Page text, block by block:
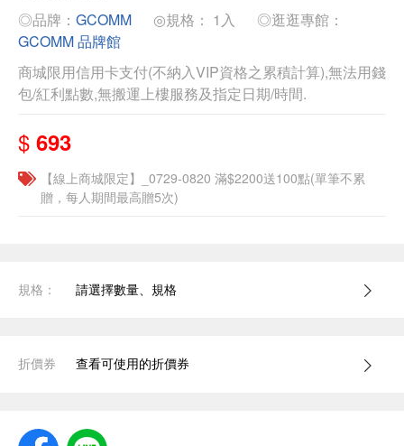
◎品牌： GCOMM ◎規格： 1入
◎逛逛專館：
GCOMM 品牌館
商城限用信用卡支付(不納入VIP資格之累積計算),無法用錢
包/紅利點數,無搬運上樓服務及指定日期/時間.
$ 693
【線上商城限定】_0729-0820 滿$2200送100點(單筆不累
贈，每人期間最高贈5次)
規格： 請選擇數量、規格
折價券 查看可使用的折價券